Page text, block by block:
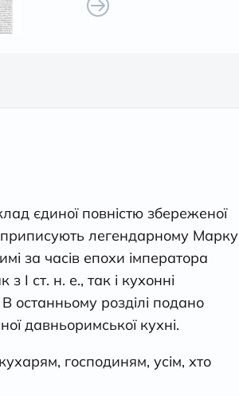
єдиної повністю збереженої
приписують легендарному Марку
за часів епохи імператора
І ст. н. е., так і кухонні
останньому розділі подано
давньоримської кухні.
господиням, усім, хто